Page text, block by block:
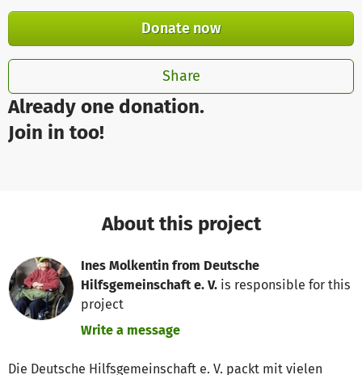
Already one donation.
Join in too!
Donate now
Share
About this project
Ines Molkentin from Deutsche
Hilfsgemeinschaft e. V. is responsible for this
project
Write a message
Die Deutsche Hilfsgemeinschaft e. V. packt mit vielen